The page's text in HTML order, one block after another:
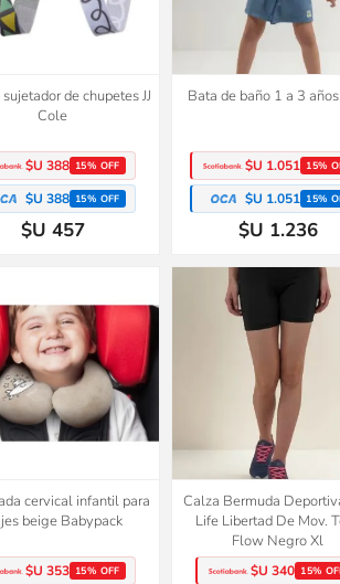
de chupetes JJ
Cole
$U 388 15% OFF
$U 388 15% OFF
$U 457
Bata de baño 1 a 3
$U 1.051 15%
$U 1.051 15%
$U 1.236
cervical infantil para
beige Babypack
$U 353 15% OFF
Calza Bermuda
Life Libertad De Mov.
Flow Negro Xl
$U 340 15%